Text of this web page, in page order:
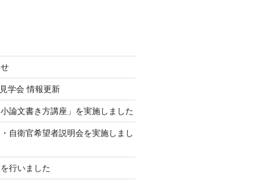
学会 情報更新
論文書き方講座」を実施しました
自衛官希望者説明会を実施しまし
行いました